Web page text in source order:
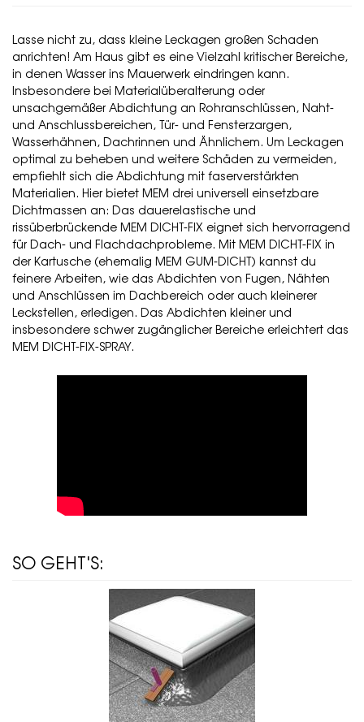
Lasse nicht zu, dass kleine Leckagen großen Schaden
anrichten! Am Haus gibt es eine Vielzahl kritischer Bereiche,
in denen Wasser ins Mauerwerk eindringen kann.
Insbesondere bei Materialüberalterung oder
unsachgemäßer Abdichtung an Rohranschlüssen, Naht-
und Anschlussbereichen, Tür- und Fensterzargen,
Wasserhähnen, Dachrinnen und Ähnlichem. Um Leckagen
optimal zu beheben und weitere Schäden zu vermeiden,
empfiehlt sich die Abdichtung mit faserverstärkten
Materialien. Hier bietet MEM drei universell einsetzbare
Dichtmassen an: Das dauerelastische und
rissüberbrückende MEM DICHT-FIX eignet sich hervorragend
für Dach- und Flachdachprobleme. Mit MEM DICHT-FIX in
der Kartusche (ehemalig MEM GUM-DICHT) kannst du
feinere Arbeiten, wie das Abdichten von Fugen, Nähten
und Anschlüssen im Dachbereich oder auch kleinerer
Leckstellen, erledigen. Das Abdichten kleiner und
insbesondere schwer zugänglicher Bereiche erleichtert das
MEM DICHT-FIX-SPRAY.
SO GEHT'S: